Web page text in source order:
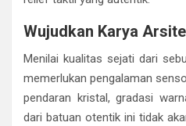
Wujudkan Karya
Menilai kualitas sejati dari
memerlukan pengalaman
pendaran kristal, gradasi
dari batuan otentik ini tidak